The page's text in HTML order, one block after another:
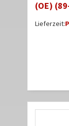
(OE)
Lieferzeit: